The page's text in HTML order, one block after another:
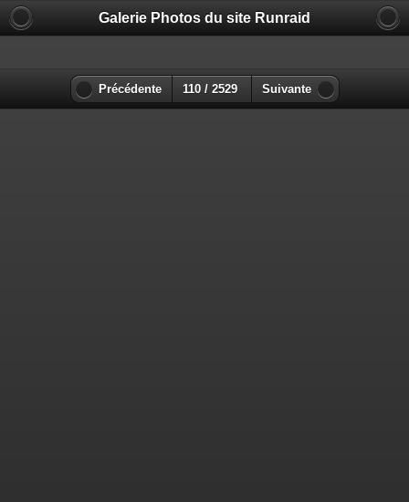
Galerie Photos du site Runraid
Précédente 110 / 2529 Suivante